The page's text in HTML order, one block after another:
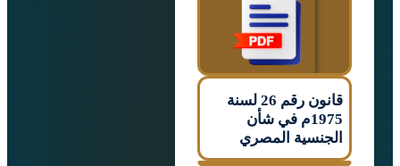
قانون رقم 26 لسنة
1975م في شأن
المصري